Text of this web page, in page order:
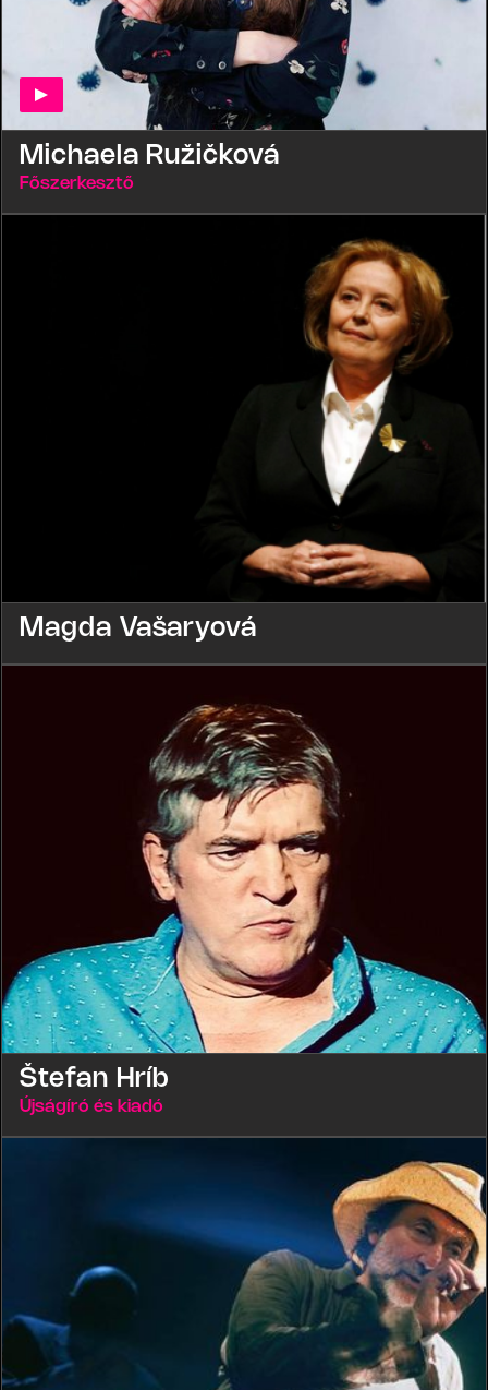
Michaela Ružičková
Főszerkesztő
Magda Vašaryová
Štefan Hríb
Újságíró és kiadó